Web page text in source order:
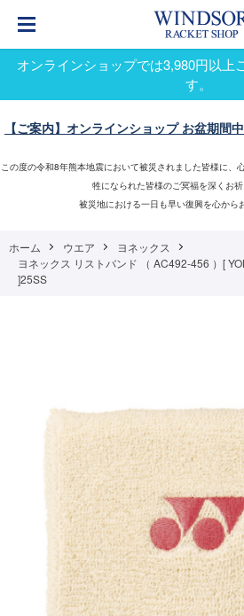
オンラインショップでは3,980円以上
す。
【ご案内】オンラインショップ お盆期間
この度の令和8年熊本地震において被災されました皆様に、
牲になられた皆様のご冥福を深くお祈
被災地における一日も早い復興を心から
ホーム ウエア
ヨネックス
ヨネックス リストバンド （ AC492-456 ）[
]25SS